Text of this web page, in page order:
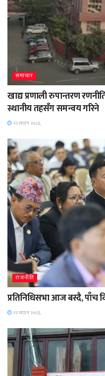
समाचार
खाद्य प्रणाली रुपान्तरण
स्थानीय तहसँग समन्वय गरिने
२२ साउन २०८३,
राजनीति
प्रतिनिधिसभा आज बस्दै, पाँच
२२ साउन २०८३,